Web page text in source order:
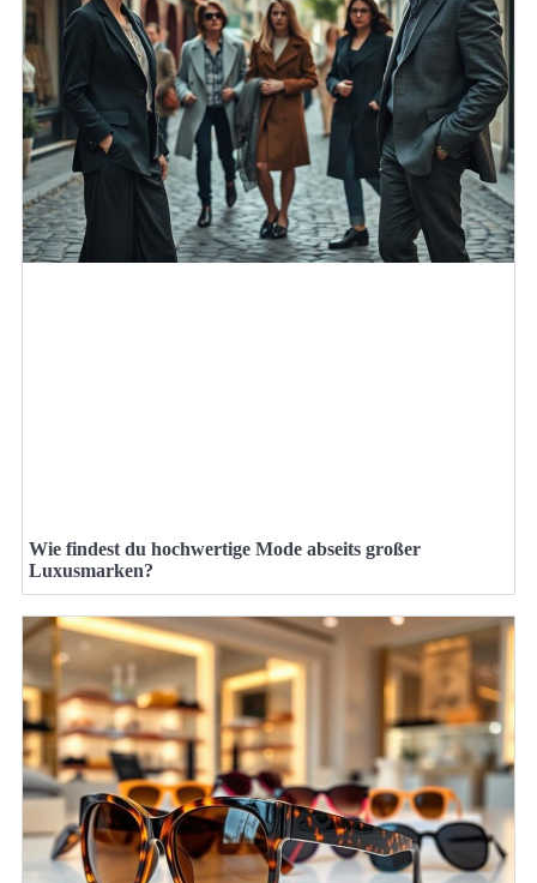
Wie findest du hochwertige Mode abseits großer
Luxusmarken?